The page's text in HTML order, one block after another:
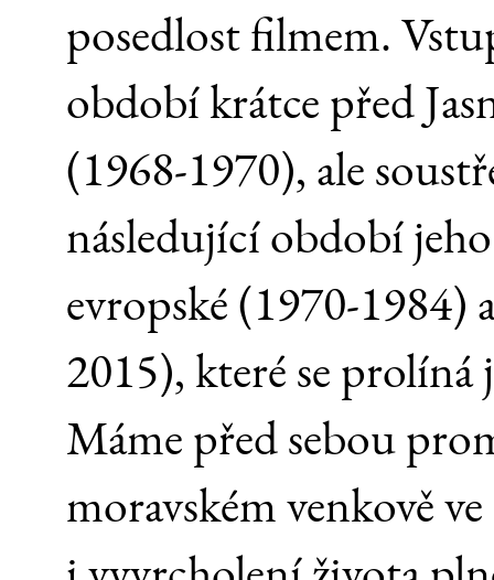
posedlost filmem.
období krátce před
(1968-1970), ale
následující období
evropské (1970-1984)
2015), které se
Máme před sebou
moravském venkově